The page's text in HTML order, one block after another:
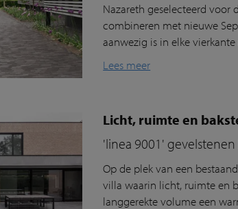
Nazareth geselecteerd voor
combineren met nieuwe
aanwezig is in elke vierkante
Lees meer
Licht, ruimte en
'linea 9001'
Op de plek van een
villa waarin licht, ruimte en
langgerekte volume een